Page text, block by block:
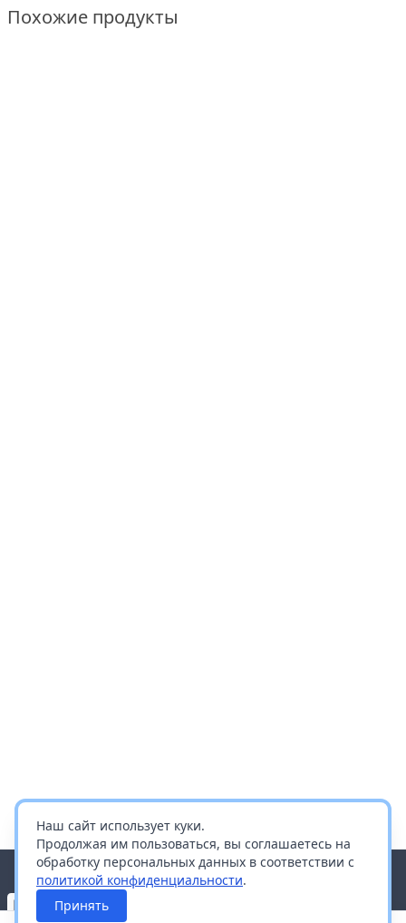
Похожие продукты
Наш сайт использует куки.
Продолжая им пользоваться, вы соглашаетесь на
обработку персональных данных в соответствии с
политикой конфиденциальности.
Принять